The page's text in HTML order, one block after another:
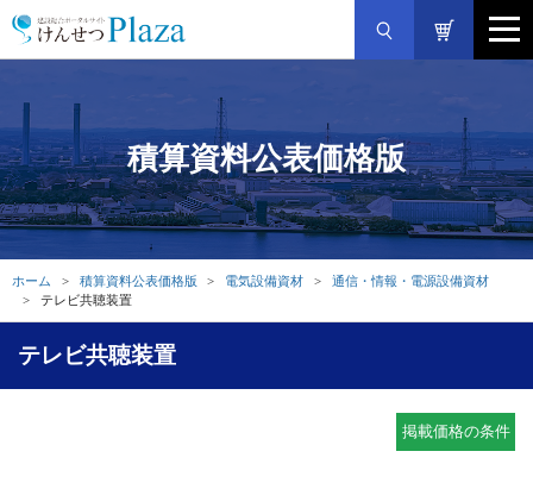
積算資料公表価格版
ホーム 積算資料公表価格版 電気設備資材
通信・情報・電源設備資材
テレビ共聴装置
テレビ共聴装置
掲載価格の条件